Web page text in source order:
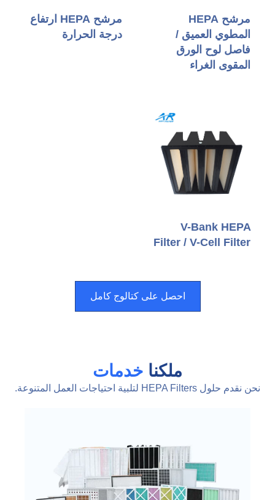
مرشح HEPA
المطوي العميق /
فاصل لوح الورق
المقوى الغراء
مرشح HEPA ارتفاع
درجة الحرارة
V-Bank HEPA
Filter / V-Cell Filter
احصل على كتالوج كامل
ملكنا خدمات
نحن نقدم حلول HEPA Filters لتلبية احتياجات العمل المتنوعة.